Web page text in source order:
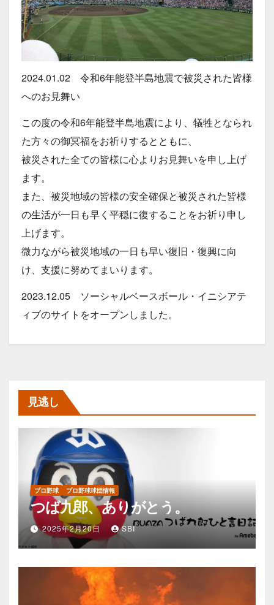
2024.01.02 令和6年能登半島地震で被災された皆様
へのお見舞い
この度の令和6年能登半島地震により、犠牲となられ
た方々の御冥福をお祈りするとともに、
被災された全ての皆様に心よりお見舞いを申し上げ
ます。
また、被災地域の皆様の安全確保と被災された皆様
の生活が一日も早く平穏に復することをお祈り申し
上げます。
微力ながら被災地域の一日も早い復旧・復興に向
け、支援に努めてまいります。
2023.12.05 ソーシャルベースボール・イニシアテ
ィブのサイトをオープンしました。
見逃し
プロ野球 プロ野球球団情報
つば九郎、ありがとう。
2025年2月20日 SBI